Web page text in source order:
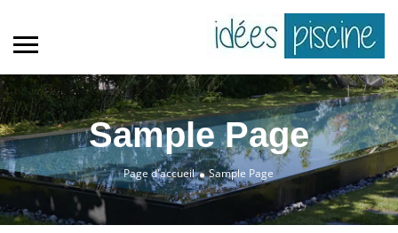
Sample Page
Page d'accueil Sample Page